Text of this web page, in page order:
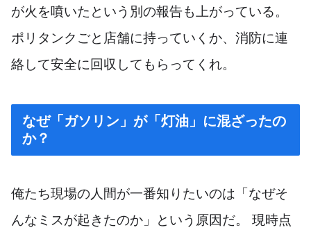
が火を噴いたという別の報告も上がっている。
ポリタンクごと店舗に持っていくか、消防に連
絡して安全に回収してもらってくれ。
なぜ「ガソリン」が「灯油」に混ざったの
か？
俺たち現場の人間が一番知りたいのは「なぜそ
んなミスが起きたのか」という原因だ。 現時点